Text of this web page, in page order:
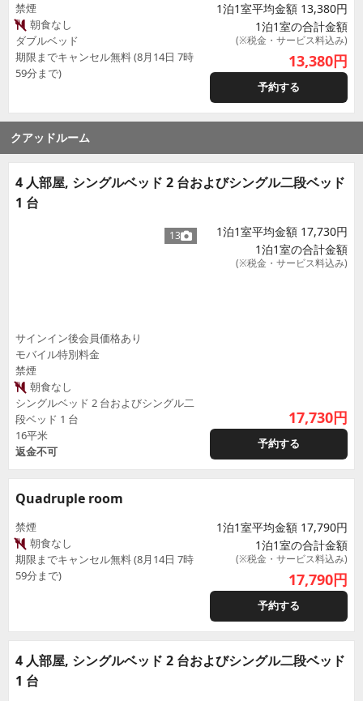
禁煙
朝食なし
ダブルベッド
期限までキャンセル無料 (8月14日 7時
59分まで)
1泊1室平均金額 13,380円
1泊1室の合計金額
(※税金・サービス料込み)
13,380円
予約する
クアッドルーム
4 人部屋, シングルベッド 2 台およびシングル二段ベッド
1 台
13
サインイン後会員価格あり
モバイル特別料金
禁煙
朝食なし
シングルベッド 2 台およびシングル二
段ベッド 1 台
16平米
返金不可
1泊1室平均金額 17,730円
1泊1室の合計金額
(※税金・サービス料込み)
17,730円
予約する
Quadruple room
禁煙
朝食なし
期限までキャンセル無料 (8月14日 7時
59分まで)
1泊1室平均金額 17,790円
1泊1室の合計金額
(※税金・サービス料込み)
17,790円
予約する
4 人部屋, シングルベッド 2 台およびシングル二段ベッド
1 台